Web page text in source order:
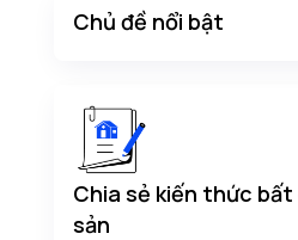
Chủ đề nổi bật
Chia sẻ kiến thức bất
sản